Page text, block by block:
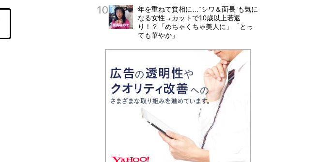
年を重ねて貧相に…“シワ＆面長”も気に
なる女性→カットで10歳以上若返
り！？「めちゃくちゃ美人に」「とっ
ても華やか」